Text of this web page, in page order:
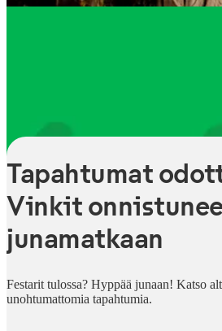
Tapahtumat
Vinkit
junamatkaan
Festarit tulossa? Hyppää junaan! Katso
unohtumattomia tapahtumia.